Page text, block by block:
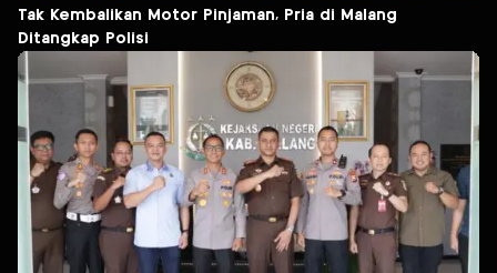
Tak Kembalikan Motor Pinjaman, Pria di Malang
Ditangkap Polisi